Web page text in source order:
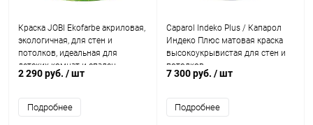
Краска JOBI Ekofarbe акриловая,
экологичная, для стен и
потолков, идеальная для
детских комнат и спален
2 290 руб. / шт
Подробнее
Caparol Indeko Plus / Капарол
Индеко Плюс матовая краска
высокоукрывистая для стен и
потолков
7 300 руб. / шт
Подробнее